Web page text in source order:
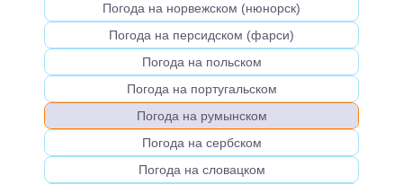
Погода на норвежском (нюнорск)
Погода на персидском (фарси)
Погода на польском
Погода на португальском
Погода на румынском
Погода на сербском
Погода на словацком